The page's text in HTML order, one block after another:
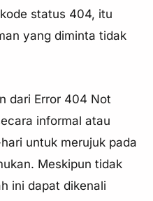
status 404, itu
yang diminta tidak
dari Error 404 Not
informal atau
untuk merujuk pada
Meskipun tidak
ini dapat dikenali